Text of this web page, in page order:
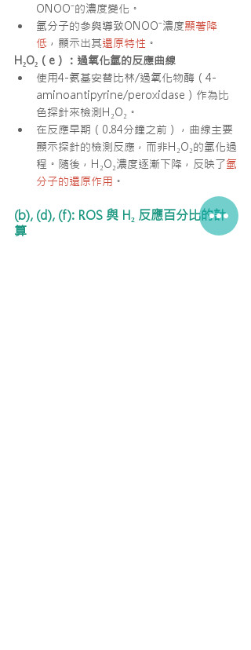
ONOO⁻的濃度變化。
氫分子的參與導致ONOO⁻濃度顯著降
低 ，顯示出其還原特性 。
H₂O₂（e）：過氧化氫的反應曲線
使用4-氨基安替比林/過氧化物酶（4-
aminoantipyrine/peroxidase）作為比
色探針來檢測H₂O₂。
在反應早期（0.84分鐘之前），曲線主要
顯示探針的檢測反應，而非H₂O₂的氫化過
程。隨後，H₂O₂濃度逐漸下降，反映了氫
分子的還原作用 。
(b), (d), (f): ROS 與 H₂ 反應百分比的計
算